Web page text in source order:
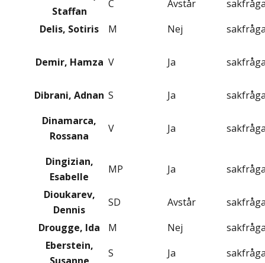
Staffan
C Avstår
Delis, Sotiris
M Nej
Demir, Hamza V Ja
Dibrani, Adnan S Ja
Dinamarca,
Rossana
V Ja
Dingizian,
Esabelle
MP Ja
Dioukarev,
Dennis
SD Avstår
Drougge, Ida
M Nej
Eberstein,
S Ja